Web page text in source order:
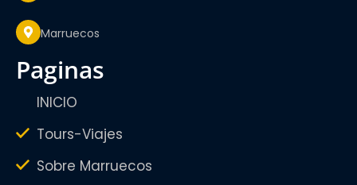
Marruecos
paginas
INICIO
Tours-Viajes
Sobre Marruecos